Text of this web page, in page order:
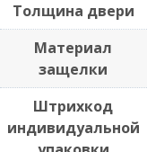
Толщина двери
Материал
защелки
Штрихкод
индивидуальной